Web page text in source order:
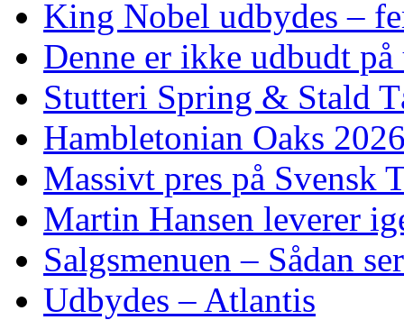
King Nobel udbydes –
Denne er ikke udbudt
Stutteri Spring & Stald
Hambletonian Oaks
Massivt pres på Svensk
Martin Hansen leverer
Salgsmenuen – Sådan
Udbydes – Atlantis